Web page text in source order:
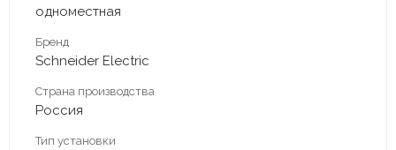
одноместная
Бренд
Schneider Electric
Страна производства
Россия
Тип установки